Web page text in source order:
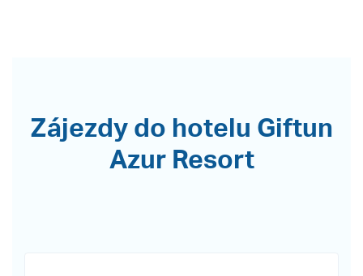
Zájezdy do hotelu Giftun
Azur Resort